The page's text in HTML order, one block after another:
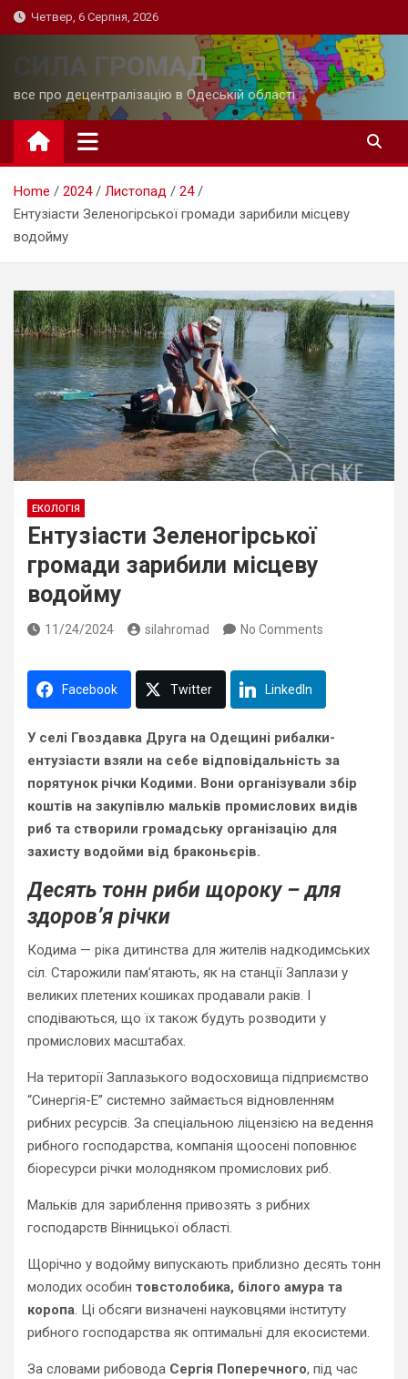
Skip
to
Четвер, 6 Серпня, 2026
СИЛА ГРОМАД
все про децентралізацію в Одеській області
Home 2024 Листопад
24
Ентузіасти Зеленогірської громади зарибили місцеву
водойму
ЕКОЛОГІЯ
Ентузіасти Зеленогірської
громади зарибили місцеву
водойму
11/24/2024 silahromad No Comments
Facebook Twitter LinkedIn
У селі Гвоздавка Друга на Одещині рибалки-
ентузіасти взяли на себе відповідальність за
порятунок річки Кодими. Вони організували збір
коштів на закупівлю мальків промислових видів
риб та створили громадську організацію для
захисту водойми від браконьєрів.
Десять тонн риби щороку – для
здоров’я річки
Кодима — ріка дитинства для жителів надкодимських
сіл. Старожили пам’ятають, як на станції Заплази у
великих плетених кошиках продавали раків. І
сподіваються, що їх також будуть розводити у
промислових масштабах.
На території Заплазького водосховища підприємство
“Синергія-Е” системно займається відновленням
рибних ресурсів. За спеціальною ліцензією на ведення
рибного господарства, компанія щоосені поповнює
біоресурси річки молодняком промислових риб.
Мальків для зариблення привозять з рибних
господарств Вінницької області.
Щорічно у водойму випускають приблизно десять тонн
молодих особин товстолобика, білого амура та
коропа. Ці обсяги визначені науковцями інституту
рибного господарства як оптимальні для екосистеми.
За словами рибовода Сергія Поперечного, під час